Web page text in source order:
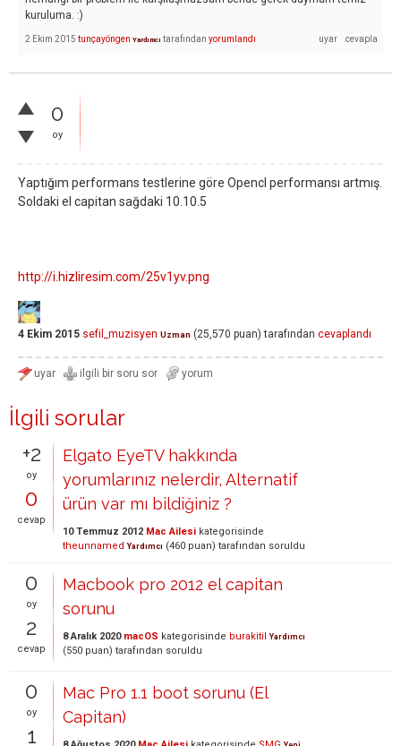
kuruluma. :)
2 Ekim 2015 tunçayöngen Yardımcı tarafından yorumlandı
0
oy
Yaptığım performans testlerine göre Opencl performansı artmış.
Soldaki el capitan sağdaki 10.10.5
http://i.hizliresim.com/25v1yv.png
4 Ekim 2015 sefil_muzisyen Uzman (25,570 puan) tarafından cevaplandı
İlgili sorular
+2
oy
0
cevap
Elgato EyeTV hakkında
yorumlarınız nelerdir, Alternatif
ürün var mı bildiğiniz ?
10 Temmuz 2012 Mac Ailesi kategorisinde
theunnamed Yardımcı (460 puan) tarafından soruldu
0
oy
2
cevap
Macbook pro 2012 el capitan
sorunu
8 Aralık 2020 macOS kategorisinde burakitil Yardımcı
(550 puan) tarafından soruldu
0
oy
1
Mac Pro 1.1 boot sorunu (El
Capitan)